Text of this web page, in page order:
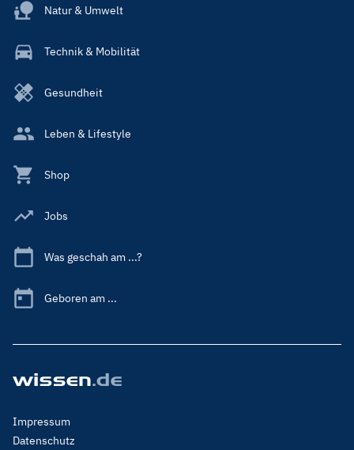
Natur & Umwelt
Technik & Mobilität
Gesundheit
Leben & Lifestyle
Shop
Jobs
Was geschah am ...?
Geboren am ...
Footer
Menu
Impressum
Datenschutz